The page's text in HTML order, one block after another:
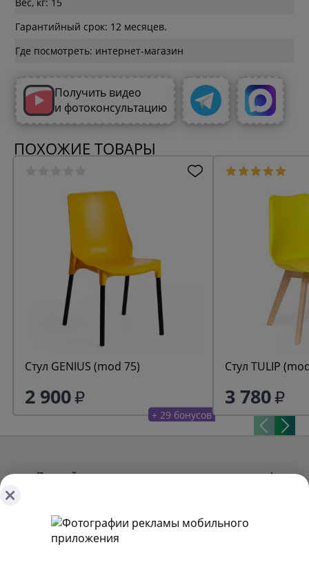
Гарантийный срок: 12 месяцев.
Где посмотреть: интернет-магазин
Получить видео
и фотоконсультацию
ПОХОЖИЕ ТОВАРЫ
Стул GENIUS (mod 75)
2 900
+ 29 бонусов
Стул TULIP
3 780
Получайте первыми наши лучшие предложения!